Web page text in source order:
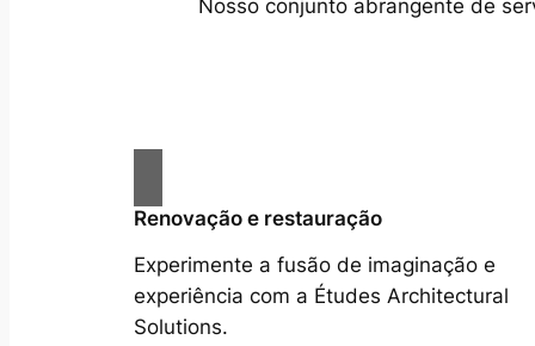
Nosso conjunto abrangente de
Renovação e restauração
Experimente a fusão de imaginação e
experiência com a Études Architectural
Solutions.